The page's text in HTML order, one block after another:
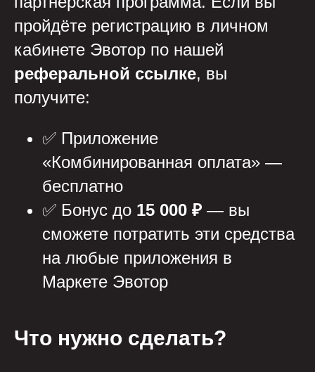
пройдёте регистрацию в личном
кабинете Эвотор по нашей
реферальной ссылке, вы
получите:
✅ Приложение
«Комбинированная оплата» —
бесплатно
✅ Бонус до 15 000 ₽ — вы
сможете потратить эти средства
на любые приложения в
Маркете Эвотор
Что нужно сделать?